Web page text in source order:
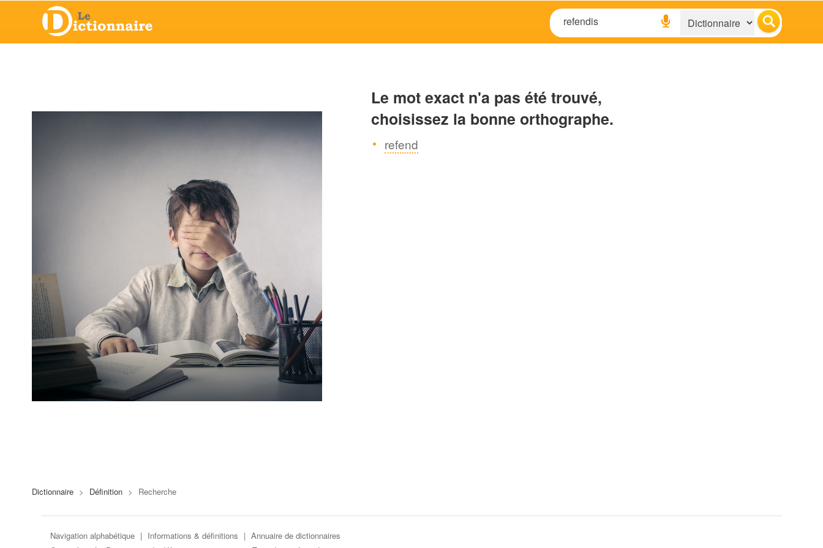
Le mot exact n'a pas été trouvé,
choisissez la bonne orthographe.
refend
Dictionnaire > Définition > Recherche
Navigation alphabétique | Informations & définitions | Annuaire de dictionnaires